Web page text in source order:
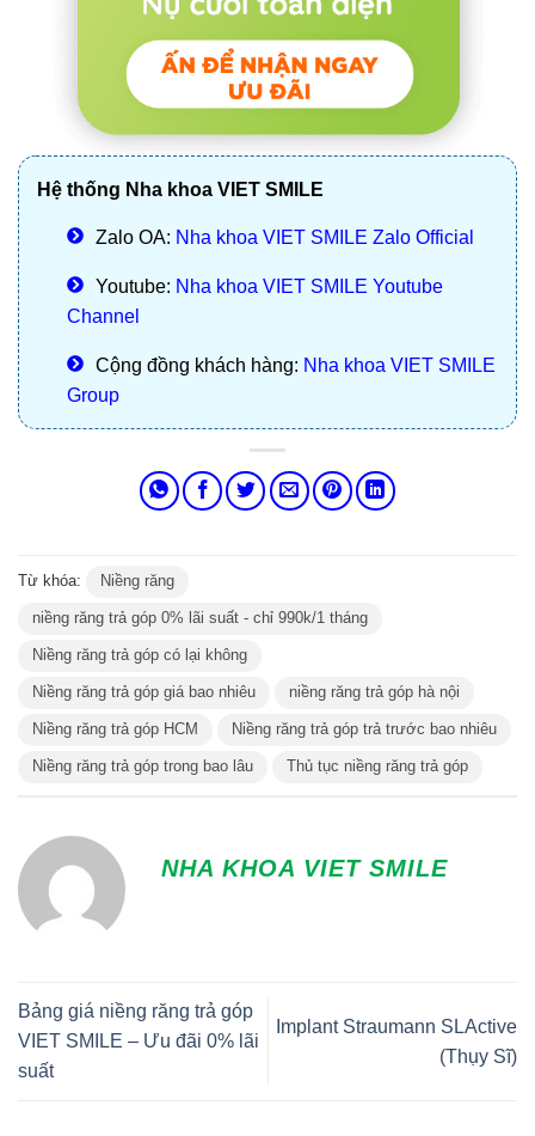
Hệ thống Nha khoa VIET SMILE
Zalo OA: Nha khoa VIET SMILE Zalo Official
Youtube: Nha khoa VIET SMILE Youtube
Channel
Cộng đồng khách hàng: Nha khoa VIET SMILE
Group
Từ khóa: Niềng răng
niềng răng trả góp 0% lãi suất - chỉ 990k/1 tháng
Niềng răng trả góp có lại không
Niềng răng trả góp giá bao nhiêu niềng răng trả góp hà nội
Niềng răng trả góp HCM Niềng răng trả góp trả trước bao nhiêu
Niềng răng trả góp trong bao lâu Thủ tục niềng răng trả góp
NHA KHOA VIET SMILE
Bảng giá niềng răng trả góp
VIET SMILE – Ưu đãi 0% lãi
suất
Implant Straumann SLActive
(Thụy Sĩ)